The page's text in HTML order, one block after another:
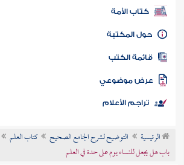
كتب PDF
كتاب الأمة
المكتبة
الكتب
موضوعي
تراجم الأعلام
الرئيسية التوضيح لشرح الجامع الصحيح
كتاب العلم
باب هل يجعل للنساء يوم على حدة في العلم